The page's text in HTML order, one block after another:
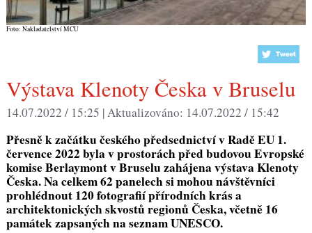
Foto: Nakladatelství MCU
Výstava Klenoty Česka v Bruselu
14.07.2022 / 15:25 | Aktualizováno: 14.07.2022 / 15:42
Přesně k začátku českého předsednictví v Radě EU 1.
července 2022 byla v prostorách před budovou Evropské
komise Berlaymont v Bruselu zahájena výstava Klenoty
Česka. Na celkem 62 panelech si mohou návštěvníci
prohlédnout 120 fotografií přírodních krás a
architektonických skvostů regionů Česka, včetně 16
památek zapsaných na seznam UNESCO.